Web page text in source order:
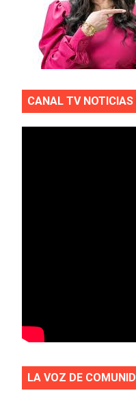
CANAL TV NOTICIAS
LA VOZ DE